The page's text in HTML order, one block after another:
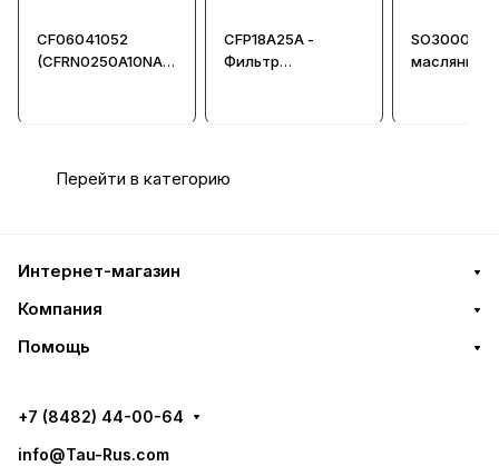
CF06041052
(CFRN0250A10NA) -
CFP18A25A -
Фильтр
SO3000 -
масляный
Перейти в категорию
Интернет-магазин
Компания
Помощь
+7 (8482) 44-00-64
info@Tau-Rus.com